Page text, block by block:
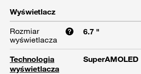
Wyświetlacz
Rozmiar
wyświetlacza
6.7 "
Technologia
wyświetlacza
SuperAMOLED